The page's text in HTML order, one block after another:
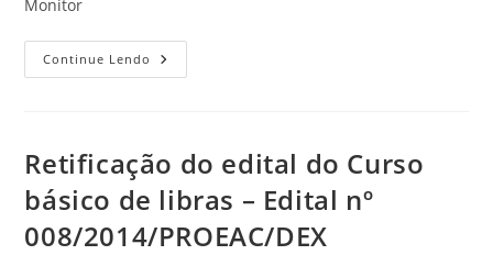
Monitor
Continue Lendo
Retificação do edital do Curso
básico de libras – Edital nº
008/2014/PROEAC/DEX